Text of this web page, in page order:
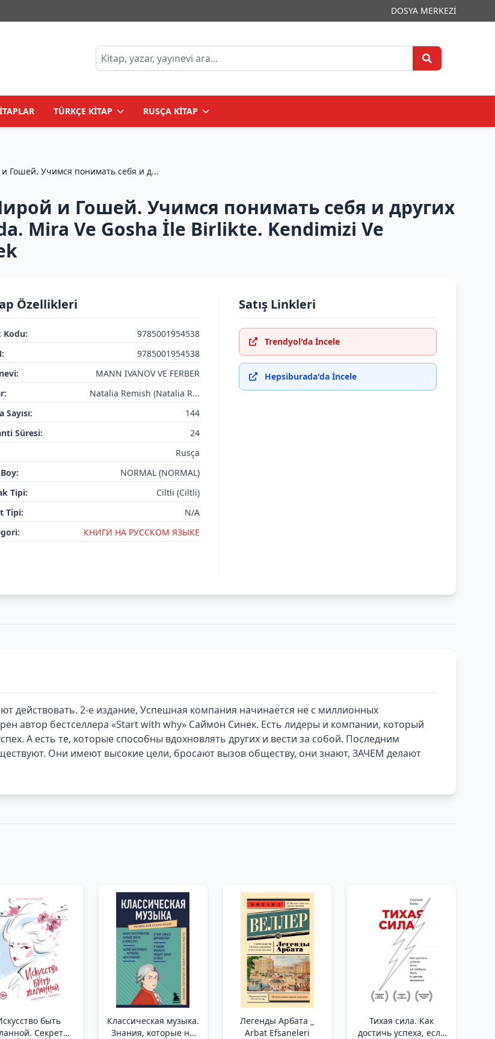
DOSYA MERKEZİ
TÜRKÇE KİTAP RUSÇA KİTAP
Гошей. Учимся понимать себя и д...
и Гошей. Учимся понимать себя и других
Mira Ve Gosha İle Birlikte. Kendimizi Ve
Özellikleri
Kodu:
9785001954538
9785001954538
MANN IVANOV VE FERBER
Natalia Remish (Natalia R...
Sayısı:
144
Süresi:
24
Rusça
NORMAL (NORMAL)
Tipi:
Ciltli (Ciltli)
Tipi:
N/A
КНИГИ НА РУССКОМ ЯЗЫКЕ
Satış Linkleri
Trendyol'da İncele
Hepsiburada'da İncele
действовать. 2-е издание, Успешная компания начинается не с миллионных
автор бестселлера «Start with why» Саймон Синек. Есть лидеры и компании, который
А есть те, которые способны вдохновлять других и вести за собой. Последним
Они имеют высокие цели, бросают вызов обществу, они знают, ЗАЧЕМ делают
быть
Секреты
Классическая музыка.
Знания, которые не
Легенды Арбата _
Arbat Efsaneleri
Тихая сила. Как
достичь успеха, если